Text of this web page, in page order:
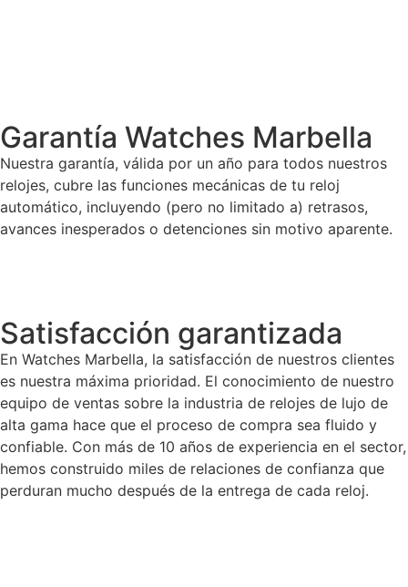
Garantía Watches Marbella
Nuestra garantía, válida por un año para todos nuestros
relojes, cubre las funciones mecánicas de tu reloj
automático, incluyendo (pero no limitado a) retrasos,
avances inesperados o detenciones sin motivo aparente.
Satisfacción garantizada
En Watches Marbella, la satisfacción de nuestros clientes
es nuestra máxima prioridad. El conocimiento de nuestro
equipo de ventas sobre la industria de relojes de lujo de
alta gama hace que el proceso de compra sea fluido y
confiable. Con más de 10 años de experiencia en el sector,
hemos construido miles de relaciones de confianza que
perduran mucho después de la entrega de cada reloj.